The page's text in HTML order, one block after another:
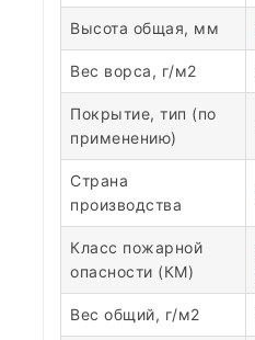
Высота общая, мм
Вес ворса, г/м2
Покрытие, тип (по
применению)
Страна
производства
Класс пожарной
опасности (КМ)
Вес общий, г/м2